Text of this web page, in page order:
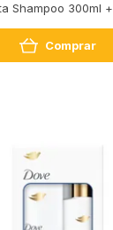
Shampoo 300ml +
150ml
Comprar